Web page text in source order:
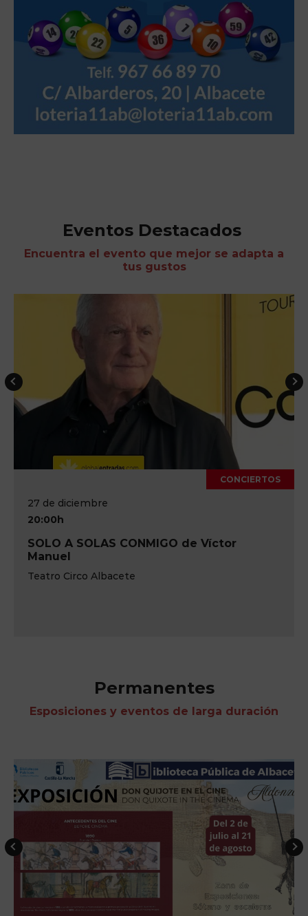
Eventos Destacados
Encuentra el evento que mejor se adapta a
tus gustos
de Víctor IM-PULSE Pink Floyd
Permanentes
Esposiciones y eventos de larga duración